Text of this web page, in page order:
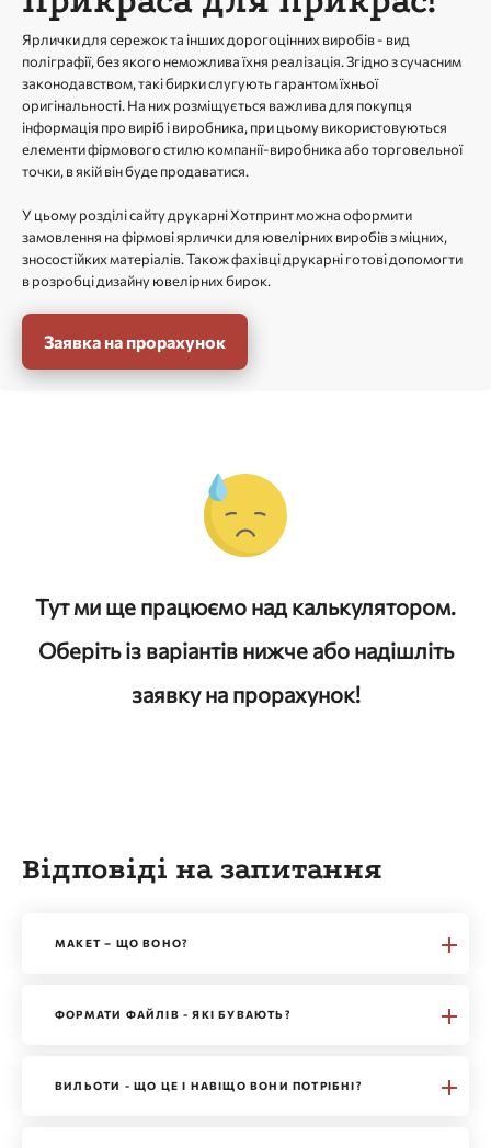
Ярлички для сережок та інших дорогоцінних виробів - вид
поліграфії, без якого неможлива їхня реалізація. Згідно з сучасним
законодавством, такі бирки слугують гарантом їхньої
оригінальності. На них розміщується важлива для покупця
інформація про виріб і виробника, при цьому використовуються
елементи фірмового стилю компанії-виробника або торговельної
точки, в якій він буде продаватися.
У цьому розділі сайту друкарні Хотпринт можна оформити
замовлення на фірмові ярлички для ювелірних виробів з міцних,
зносостійких матеріалів. Також фахівці друкарні готові допомогти
в розробці дизайну ювелірних бирок.
Заявка на прорахунок
Тут ми ще працюємо над калькулятором.
Оберіть із варіантів нижче або надішліть
заявку на прорахунок!
Відповіді на запитання
МАКЕТ – ЩО ВОНО?
ФОРМАТИ ФАЙЛІВ - ЯКІ БУВАЮТЬ?
ВИЛЬОТИ - ЩО ЦЕ І НАВІЩО ВОНИ ПОТРІБНІ?